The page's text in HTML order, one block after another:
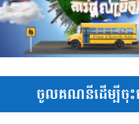
ចូលគណនីដើម្បីចុះ